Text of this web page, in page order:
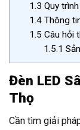
1.3 Quy
1.4 Thông
1.5 Câu hỏi
1.5.1
Đèn LED
Thọ
Cần tìm giải